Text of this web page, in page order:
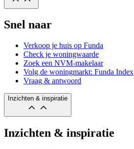
Snel naar
Verkoop je huis op Funda
Check je woningwaarde
Zoek een NVM-makelaar
Volg de woningmarkt: Funda Index
Vraag & antwoord
Inzichten & inspiratie
Inzichten & inspiratie